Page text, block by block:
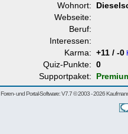
Wohnort:
Webseite:
Beruf:
Interessen:
Karma: +11 / -0
Quiz-Punkte: 0
Supportpaket:
Foren- und Portal-Software: V7.7 © 2003 - 2026